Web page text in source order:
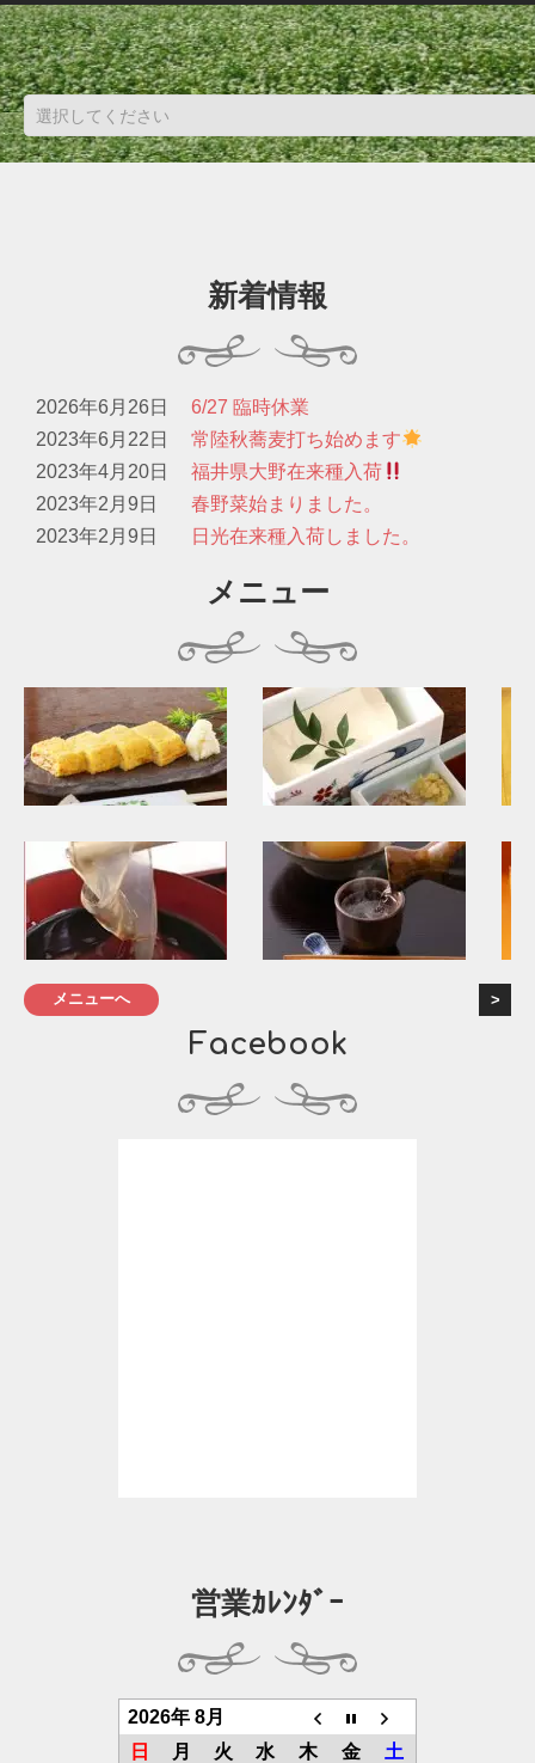
新着情報
2026年6月26日
6/27 臨時休業
2023年6月22日
常陸秋蕎麦打ち始めます
2023年4月20日
福井県大野在来種入荷
2023年2月9日
春野菜始まりました。
2023年2月9日
日光在来種入荷しました。
メニュー
メニューへ
Facebook
営業ｶﾚﾝﾀﾞｰ
2026年 8月
日
月 火 水 木 金
土